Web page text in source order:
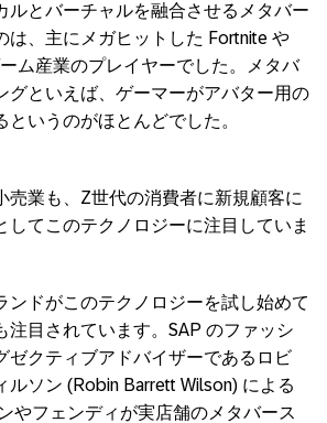
ルとバーチャルを融合させるメタバー
は、主にメガヒットした Fortnite や
ム産業のプレイヤーでした。メタバ
グといえば、ゲーマーがアバター用の
というのがほとんどでした。
売業も、Z世代の消費者に新規顧客に
してこのテクノロジーに注目していま
ンドがこのテクノロジーを試し始めて
注目されています。SAP のファッシ
ゼクティブアドバイザーであるロビ
ルソン (Robin Barrett Wilson) による
やフェンディが実店舗のメタバース